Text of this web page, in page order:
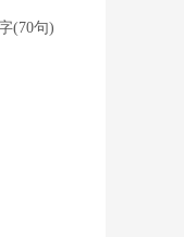
(70句)